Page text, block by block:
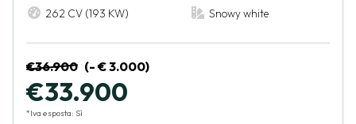
262 CV (193 KW)
Snowy white
€36.900 (- € 3.000)
€33.900
*Iva esposta: Sì